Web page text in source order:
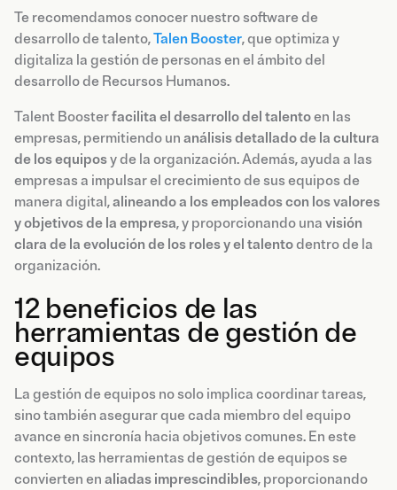
Te recomendamos conocer nuestro software de
desarrollo de talento,Talen Booster, que optimiza y
digitaliza la gestión de personas en el ámbito del
desarrollo de Recursos Humanos.
Talent Boosterfacilita el desarrollo del talentoen las
empresas, permitiendo un análisis detallado de la cultura
de los equiposy de la organización. Además, ayuda a las
empresas a impulsar el crecimiento de sus equipos de
manera digital,alineando a los empleados con los valores
y objetivos de la empresa, y proporcionando una visión
clara de la evolución de los roles y el talentodentro de la
organización.
12 beneficios de las
herramientas de gestión de
equipos
La gestión de equipos no solo implica coordinar tareas,
sino también asegurar que cada miembro del equipo
avance en sincronía hacia objetivos comunes. En este
contexto, las herramientas de gestión de equipos se
convierten en aliadas imprescindibles, proporcionando